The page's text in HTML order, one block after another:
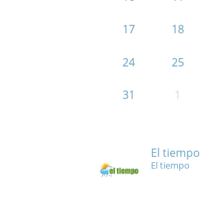
17 18
24 25
31 1
El tiempo
El tiempo